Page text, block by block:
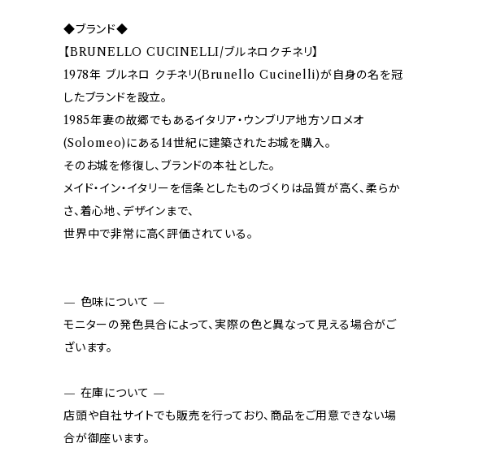
◆ブランド◆
【BRUNELLO CUCINELLI/ブルネロクチネリ】
1978年 ブルネロ クチネリ(Brunello Cucinelli)が自身の名を冠
したブランドを設立。
1985年妻の故郷でもあるイタリア・ウンブリア地方ソロメオ
(Solomeo)にある14世紀に建築されたお城を購入。
そのお城を修復し、ブランドの本社とした。
メイド・イン・イタリーを信条としたものづくりは品質が高く、柔らか
さ、着心地、デザインまで、
世界中で非常に高く評価されている。
— 色味について —
モニターの発色具合によって、実際の色と異なって見える場合がご
ざいます。
— 在庫について —
店頭や自社サイトでも販売を行っており、商品をご用意できない場
合が御座います。